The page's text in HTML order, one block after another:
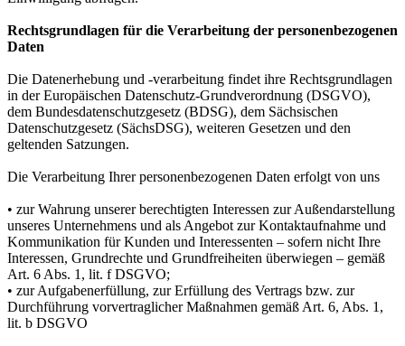
Rechtsgrundlagen für die Verarbeitung der personenbezogenen
Daten
Die Datenerhebung und -verarbeitung findet ihre Rechtsgrundlagen
in der Europäischen Datenschutz-Grundverordnung (DSGVO),
dem Bundesdatenschutzgesetz (BDSG), dem Sächsischen
Datenschutzgesetz (SächsDSG), weiteren Gesetzen und den
geltenden Satzungen.
Die Verarbeitung Ihrer personenbezogenen Daten erfolgt von uns
• zur Wahrung unserer berechtigten Interessen zur Außendarstellung
unseres Unternehmens und als Angebot zur Kontaktaufnahme und
Kommunikation für Kunden und Interessenten – sofern nicht Ihre
Interessen, Grundrechte und Grundfreiheiten überwiegen – gemäß
Art. 6 Abs. 1, lit. f DSGVO;
• zur Aufgabenerfüllung, zur Erfüllung des Vertrags bzw. zur
Durchführung vorvertraglicher Maßnahmen gemäß Art. 6, Abs. 1,
lit. b DSGVO